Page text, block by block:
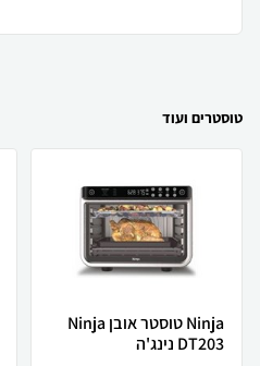
טוסטרים ועוד
Ninja ‏טוסטר אובן Ninja
DT203 נינג'ה